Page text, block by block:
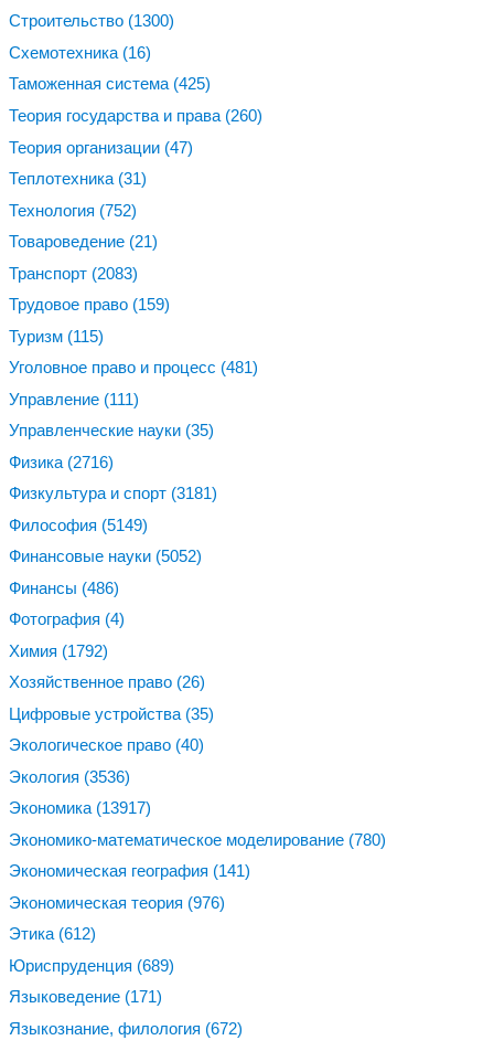
Строительство (1300)
Схемотехника (16)
Таможенная система (425)
Теория государства и права (260)
Теория организации (47)
Теплотехника (31)
Технология (752)
Товароведение (21)
Транспорт (2083)
Трудовое право (159)
Туризм (115)
Уголовное право и процесс (481)
Управление (111)
Управленческие науки (35)
Физика (2716)
Физкультура и спорт (3181)
Философия (5149)
Финансовые науки (5052)
Финансы (486)
Фотография (4)
Химия (1792)
Хозяйственное право (26)
Цифровые устройства (35)
Экологическое право (40)
Экология (3536)
Экономика (13917)
Экономико-математическое моделирование (780)
Экономическая география (141)
Экономическая теория (976)
Этика (612)
Юриспруденция (689)
Языковедение (171)
Языкознание, филология (672)